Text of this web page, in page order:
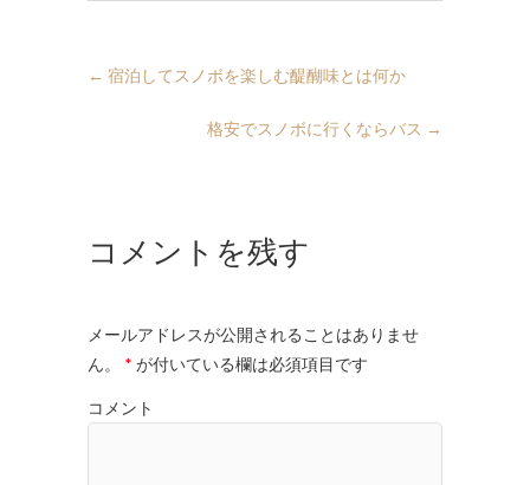
← 宿泊してスノボを楽しむ醍醐味とは何か
格安でスノボに行くならバス →
コメントを残す
メールアドレスが公開されることはありませ
ん。
* が付いている欄は必須項目です
コメント